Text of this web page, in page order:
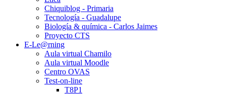
Chiquiblog - Primaria
Tecnología - Guadalupe
Biología & química - Carlos Jaimes
Proyecto CTS
E-Le@rning
Aula virtual Chamilo
Aula virtual Moodle
Centro OVAS
Test-on-line
T8P1